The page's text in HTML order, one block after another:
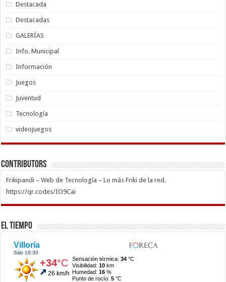
Destacada
Destacadas
GALERÍAS
Info. Municipal
Información
Juegos
Juventud
Tecnología
videojuegos
Contributors
Frikipandi – Web de Tecnología – Lo más Friki de la red.
https://qr.codes/IO9Cai
El Tiempo